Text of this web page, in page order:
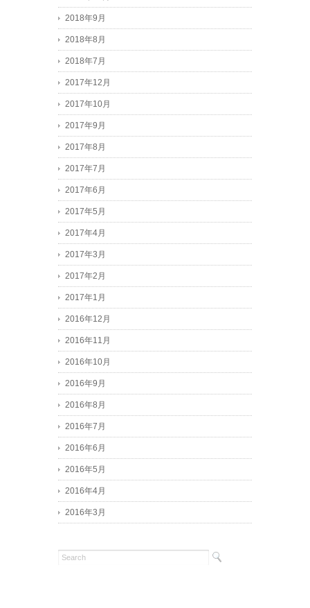
2018年9月
2018年8月
2018年7月
2017年12月
2017年10月
2017年9月
2017年8月
2017年7月
2017年6月
2017年5月
2017年4月
2017年3月
2017年2月
2017年1月
2016年12月
2016年11月
2016年10月
2016年9月
2016年8月
2016年7月
2016年6月
2016年5月
2016年4月
2016年3月